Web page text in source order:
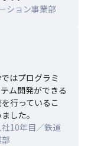
ション事業部
はプログラミ
ム開発ができる
行っているこ
した。
10年目／鉄道